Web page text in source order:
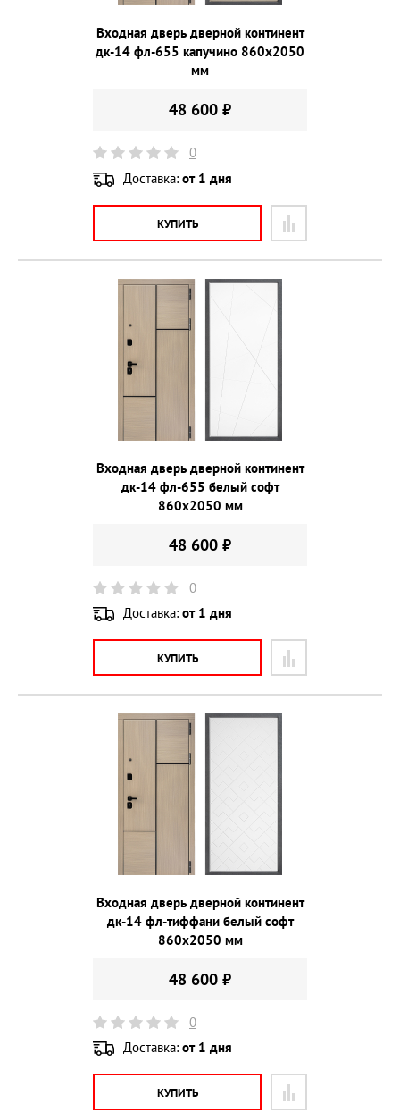
Входная дверь дверной континент
дк-14 фл-655 капучино 860х2050
мм
48 600 ₽
0
Доставка: от 1 дня
КУПИТЬ
Входная дверь дверной континент
дк-14 фл-655 белый софт
860х2050 мм
48 600 ₽
0
Доставка: от 1 дня
КУПИТЬ
Входная дверь дверной континент
дк-14 фл-тиффани белый софт
860х2050 мм
48 600 ₽
0
Доставка: от 1 дня
КУПИТЬ